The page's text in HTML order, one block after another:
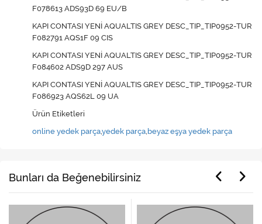
F078613 ADS93D 69 EU/B
KAPI CONTASI YENİ AQUALTIS GREY DESC_TIP_TIP0952-TUR
F082791 AQS1F 09 CIS
KAPI CONTASI YENİ AQUALTIS GREY DESC_TIP_TIP0952-TUR
F084602 ADS9D 297 AUS
KAPI CONTASI YENİ AQUALTIS GREY DESC_TIP_TIP0952-TUR
F086923 AQS62L 09 UA
Ürün Etiketleri
online yedek parça,yedek parça, beyaz eşya yedek parça
Bunları da Beğenebilirsiniz